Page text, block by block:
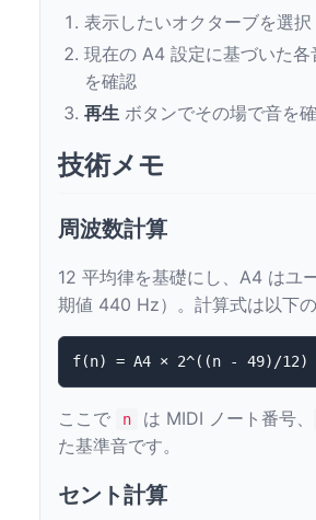
表示したいオクターブを選択
現在の A4 設定に基づいた各
を確認
再生 ボタンでその場で音を
技術メモ
周波数計算
12 平均律を基礎にし、A4 はユ
期値 440 Hz）。計算式は以下の
ここで n は MIDI ノート番号、
た基準音です。
セント計算